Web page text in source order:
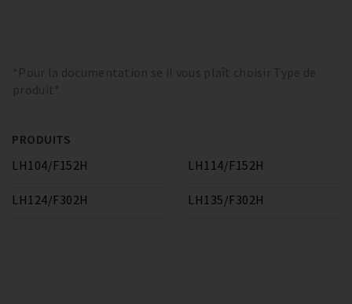
*Pour la documentation se il vous plaît choisir Type de
produit*
PRODUITS
LH104/F152H
LH114/F152H
LH124/F302H LH135/F302H